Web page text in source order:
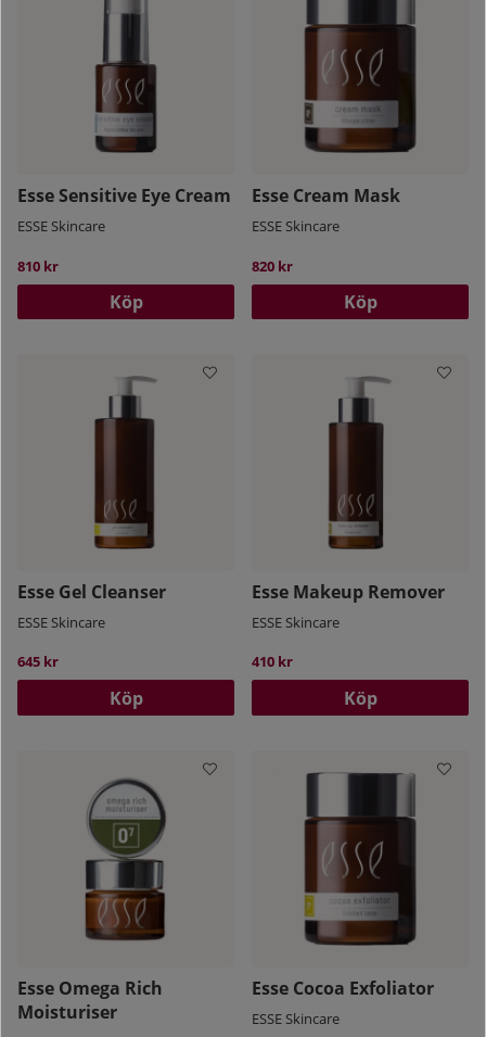
Esse Sensitive Eye Cream
ESSE Skincare
810 kr
Köp
Esse Cream Mask
ESSE Skincare
820 kr
Köp
Esse Gel Cleanser
ESSE Skincare
645 kr
Köp
Esse Makeup Remover
ESSE Skincare
410 kr
Köp
Esse Omega Rich
Moisturiser
Esse Cocoa Exfoliator
ESSE Skincare